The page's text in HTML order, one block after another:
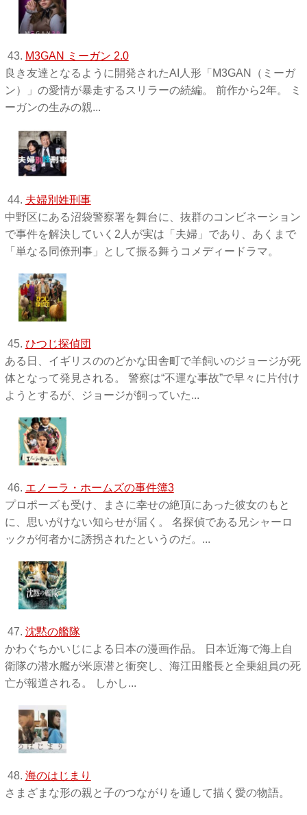
43. M3GAN ミーガン 2.0
良き友達となるように開発されたAI人形「M3GAN（ミーガ
ン）」の愛情が暴走するスリラーの続編。 前作から2年。 ミ
ーガンの生みの親...
44. 夫婦別姓刑事
中野区にある沼袋警察署を舞台に、抜群のコンビネーション
で事件を解決していく2人が実は「夫婦」であり、あくまで
「単なる同僚刑事」として振る舞うコメディードラマ。
45. ひつじ探偵団
ある日、イギリスののどかな田舎町で羊飼いのジョージが死
体となって発見される。 警察は“不運な事故”で早々に片付け
ようとするが、ジョージが飼っていた...
46. エノーラ・ホームズの事件簿3
プロポーズも受け、まさに幸せの絶頂にあった彼女のもと
に、思いがけない知らせが届く。 名探偵である兄シャーロ
ックが何者かに誘拐されたというのだ。...
47. 沈黙の艦隊
かわぐちかいじによる日本の漫画作品。 日本近海で海上自
衛隊の潜水艦が米原潜と衝突し、海江田艦長と全乗組員の死
亡が報道される。 しかし...
48. 海のはじまり
さまざまな形の親と子のつながりを通して描く愛の物語。